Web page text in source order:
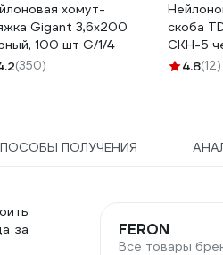
хомут-
Gigant 3,6х200
100 шт G/1/4
(350)
скоба
СКН-5
SQ0514-
4.8(12)
ПОЛУЧЕНИЯ
за
FERON
Все товары